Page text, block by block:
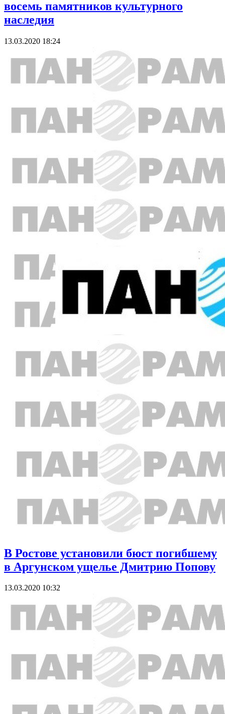
восемь памятников культурного
наследия
13.03.2020 18:24
В Ростове установили бюст погибшему
в Аргунском ущелье Дмитрию Попову
13.03.2020 10:32